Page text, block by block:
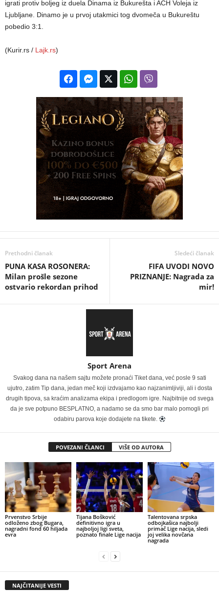
igrati protiv boljeg iz duela Dinama iz Bukurešta i ACH Voleja iz
Ljubljane. Dinamo je u prvoj utakmici tog dvomeča u Bukureštu
pobedio 3:1.
(Kurir.rs / Lajk.rs)
Prethodni članak
PUNA KASA ROSONERA:
Milan prošle sezone
ostvario rekordan prihod
Sledeći članak
FIFA UVODI NOVO
PRIZNANJE: Nagrada za
mir!
Sport Arena
Svakog dana na našem sajtu možete pronaći Tiket dana, već posle 9 sati
ujutro, zatim Tip dana, jedan meč koji izdvajamo kao najzanimljiviji, ali i dosta
drugih tipova, sa kraćim analizama ekipa i predlogom igre. Najbitnije od svega
da je sve potpuno BESPLATNO, a nadamo se da smo bar malo pomogli pri
odabiru parova koje dodajete na tikete.
POVEZANI ČLANCI VIŠE OD AUTORA
Prvenstvo Srbije
odloženo zbog Bugara,
nagradni fond 60 hiljada
evra
Tijana Bošković
definitivno igra u
najboljoj ligi sveta,
poznato finale Lige nacija
Talentovana srpska
odbojkašica najbolji
primač Lige nacija, sledi
joj velika novčana
nagrada
NAJČITANIJE VESTI